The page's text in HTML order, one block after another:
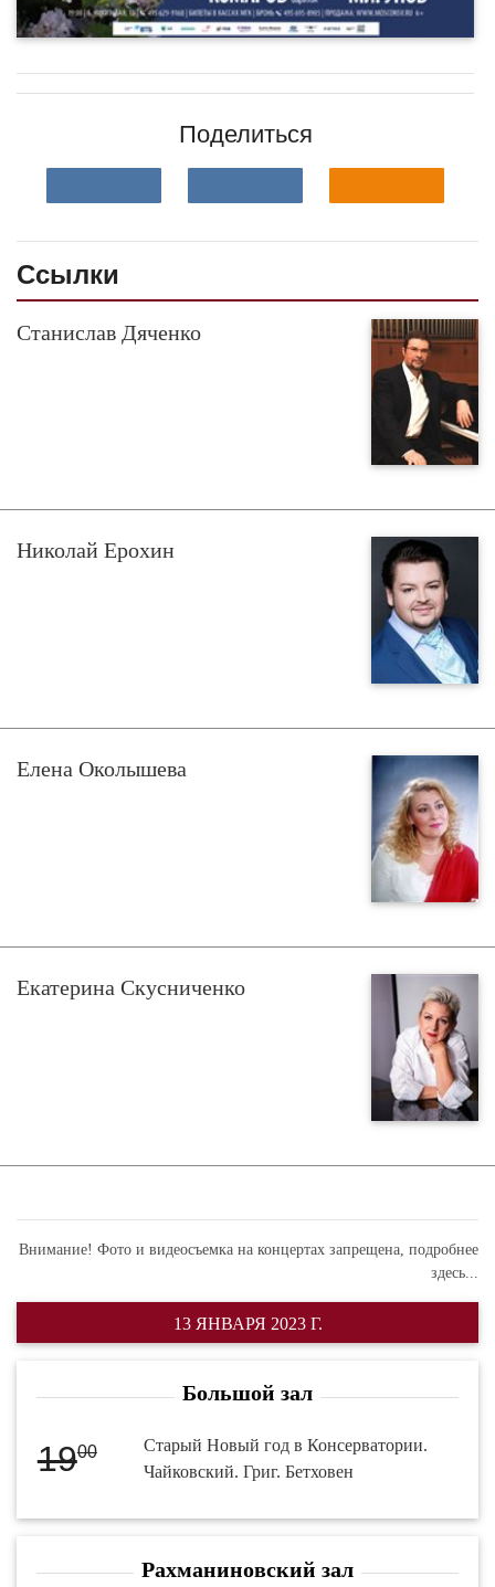
Поделиться
Ссылки
Станислав Дяченко
Николай Ерохин
Елена Околышева
Екатерина Скусниченко
Внимание! Фото и видеосъемка на концертах запрещена, подробнее
здесь...
13 ЯНВАРЯ 2023 Г.
Большой зал
1900
Старый Новый год в Консерватории.
Чайковский. Григ. Бетховен
Рахманиновский зал